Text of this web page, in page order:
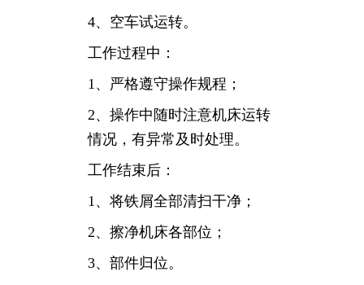
4、空车试运转。
工作过程中：
1、严格遵守操作规程；
2、操作中随时注意机床运转
情况，有异常及时处理。
工作结束后：
1、将铁屑全部清扫干净；
2、擦净机床各部位；
3、部件归位。